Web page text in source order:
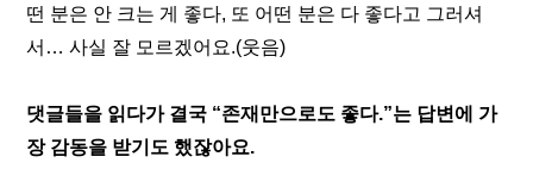
떤 분은 안 크는 게 좋다, 또 어떤 분은 다 좋다고 그러셔
서… 사실 잘 모르겠어요.(웃음)
댓글들을 읽다가 결국 “존재만으로도 좋다.”는 답변에 가
장 감동을 받기도 했잖아요.